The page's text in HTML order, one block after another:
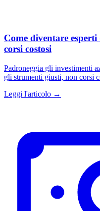
Come diventare
corsi costosi
Padroneggia gli investimenti
gli strumenti giusti, non corsi
Leggi l'articolo →